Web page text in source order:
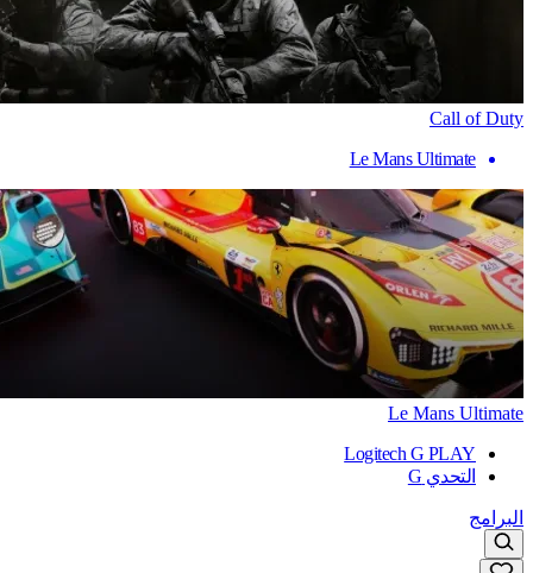
Call of Duty
Le Mans Ultimate
Le Mans Ultimate
Logitech G PLAY
التحدي G
البرامج